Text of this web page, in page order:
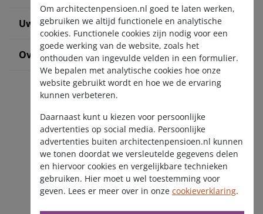
Uw situatie verandert
Over ons
Ontvang de nieuwsbrief
Om architectenpensioen.nl goed te laten werken,
gebruiken we altijd functionele en analytische
cookies. Functionele cookies zijn nodig voor een
goede werking van de website, zoals het
onthouden van ingevulde velden in een formulier.
We bepalen met analytische cookies hoe onze
website gebruikt wordt en hoe we de ervaring
kunnen verbeteren.
Daarnaast kunt u kiezen voor persoonlijke
advertenties op social media. Persoonlijke
advertenties buiten architectenpensioen.nl kunnen
we tonen doordat we versleutelde gegevens delen
en hiervoor cookies en vergelijkbare technieken
gebruiken. Hier moet u wel toestemming voor
geven. Lees er meer over in onze cookieverklaring.